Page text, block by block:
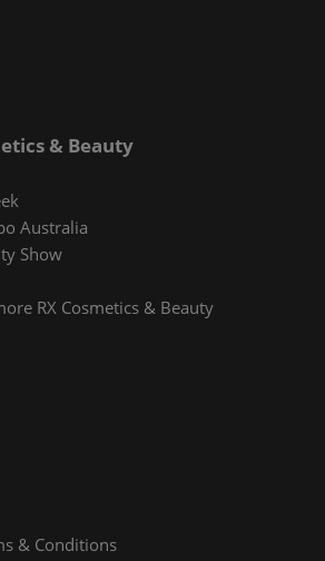
& Beauty
Australia
Show
RX Cosmetics & Beauty
& Conditions